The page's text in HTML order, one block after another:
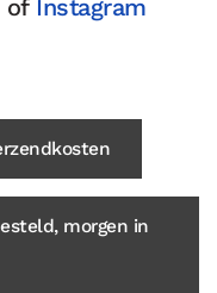
of Instagram
morgen in